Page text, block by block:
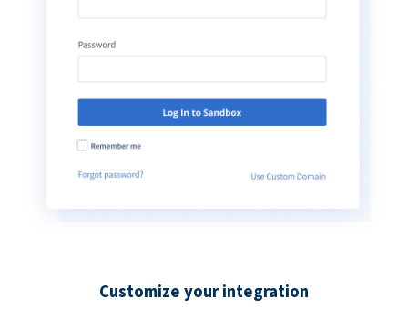
Customize your integration